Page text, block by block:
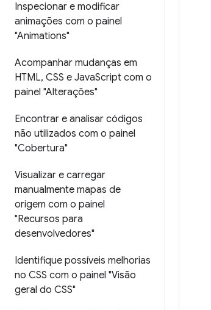
Inspecionar e modificar
animações com o painel
"Animations"
Acompanhar mudanças em
HTML, CSS e JavaScript com o
painel "Alterações"
Encontrar e analisar códigos
não utilizados com o painel
"Cobertura"
Visualizar e carregar
manualmente mapas de
origem com o painel
"Recursos para
desenvolvedores"
Identifique possíveis melhorias
no CSS com o painel "Visão
geral do CSS"